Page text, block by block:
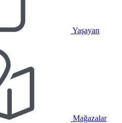
Yaşayan
Mağazalar